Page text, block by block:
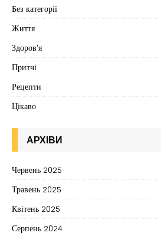
Без категорії
Життя
Здоров'я
Притчі
Рецепти
Цікаво
АРХІВИ
Червень 2025
Травень 2025
Квітень 2025
Серпень 2024